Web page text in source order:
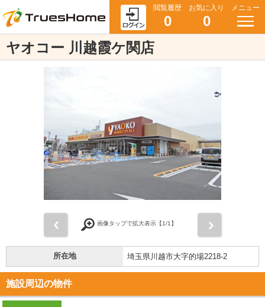
閲覧履歴
0
お気に入り
0
メニュー
ヤオコー 川越霞ケ関店
画像タップで拡大表示【1/1】
所在地 埼玉県川越市大字的場2218-2
施設周辺の物件